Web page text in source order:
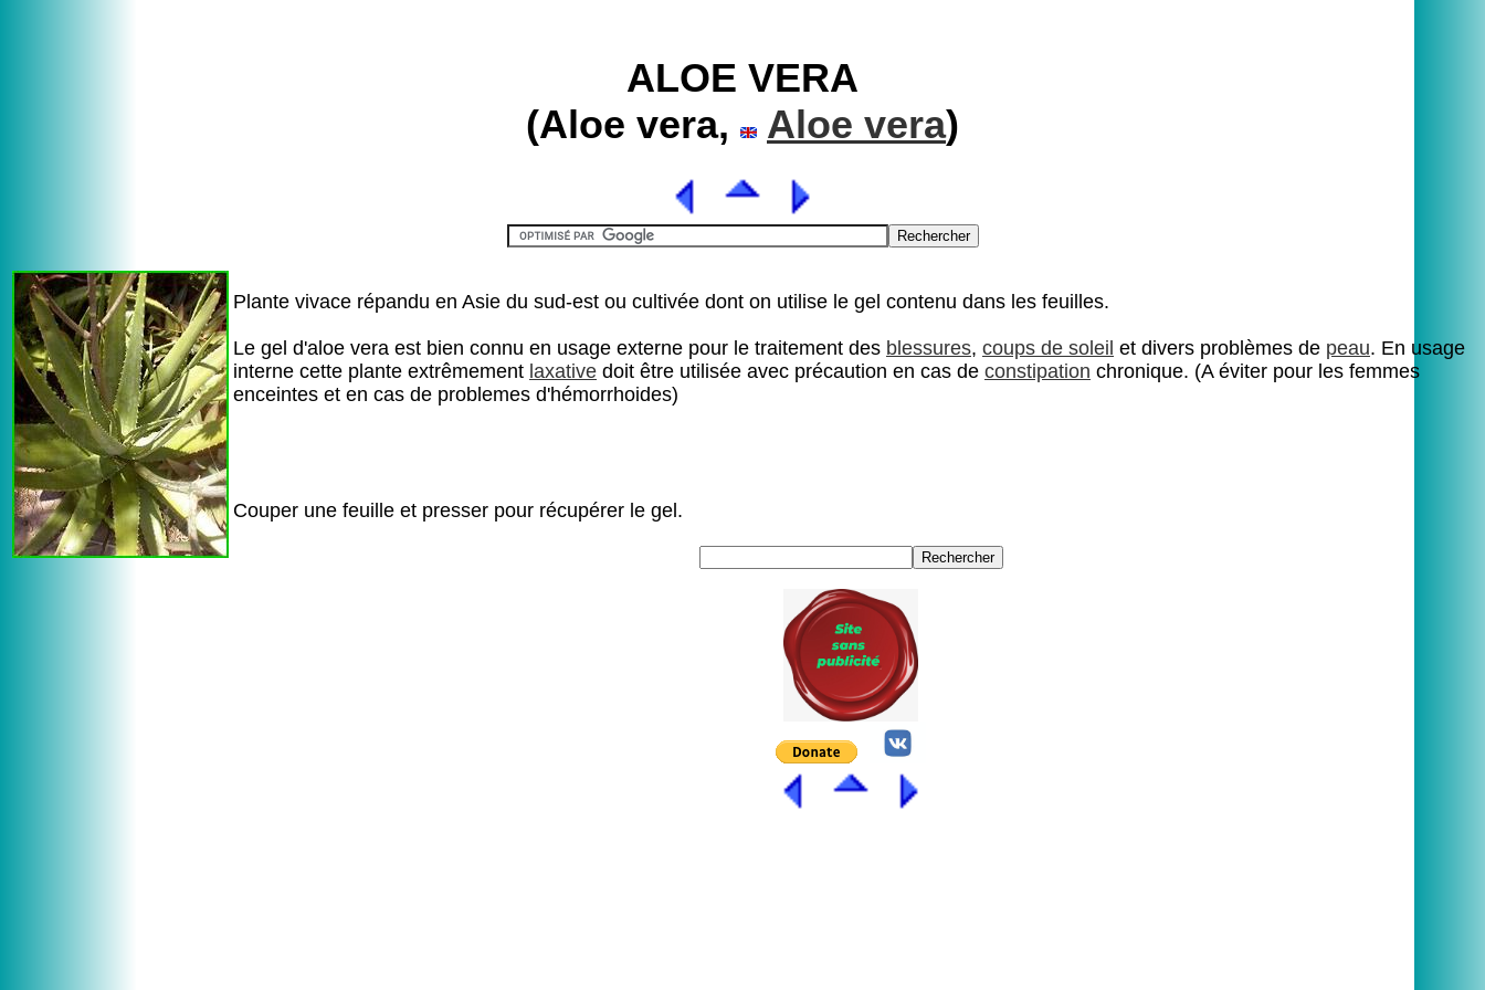
ALOE VERA
(Aloe vera,
Aloe vera)
Plante vivace répandu en Asie du sud-est ou cultivée dont on utilise le gel contenu dans les feuilles.
Le gel d'aloe vera est bien connu en usage externe pour le traitement des blessures, coups de soleil et divers problèmes de peau. En usage
interne cette plante extrêmement laxative doit être utilisée avec précaution en cas de constipation chronique. (A éviter pour les femmes
enceintes et en cas de problemes d'hémorrhoides)
Couper une feuille et presser pour récupérer le gel.